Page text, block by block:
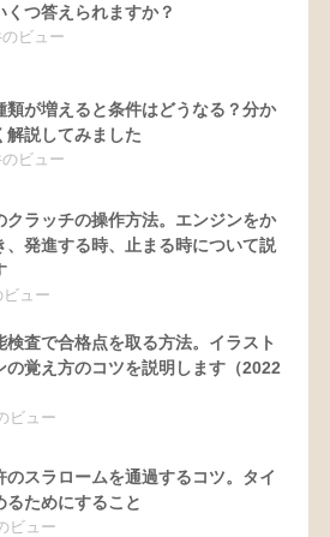
くつ答えられますか？
ビュー
類が増えると条件はどうなる？分か
解説してみました
ビュー
クラッチの操作方法。エンジンをか
、発進する時、止まる時について説
ビュー
検査で合格点を取る方法。イラスト
の覚え方のコツを説明します（2022
ビュー
のスラロームを通過するコツ。タイ
るためにすること
ビュー